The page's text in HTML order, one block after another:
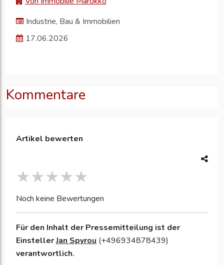
Industrie, Bau & Immobilien
17.06.2026
Kommentare
Artikel bewerten
Noch keine Bewertungen
Für den Inhalt der Pressemitteilung ist der
EinstellerJan Spyrou (+496934878439)
verantwortlich.